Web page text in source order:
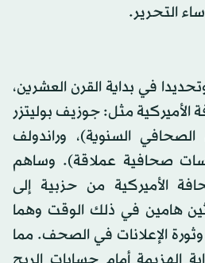
التحرير.
في بداية القرن العشرين،
مثل: جوزيف بوليتزر
السنوية)، وراندولف
صحافية عملاقة). وساهم
الأميركية من حزبية إلى
هامين في ذلك الوقت وهما
الإعلانات في الصحف. مما